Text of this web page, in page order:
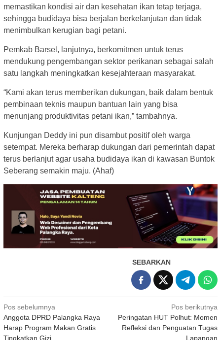
memastikan kondisi air dan kesehatan ikan tetap terjaga,
sehingga budidaya bisa berjalan berkelanjutan dan tidak
menimbulkan kerugian bagi petani.
Pemkab Barsel, lanjutnya, berkomitmen untuk terus
mendukung pengembangan sektor perikanan sebagai salah
satu langkah meningkatkan kesejahteraan masyarakat.
“Kami akan terus memberikan dukungan, baik dalam bentuk
pembinaan teknis maupun bantuan lain yang bisa
menunjang produktivitas petani ikan,” tambahnya.
Kunjungan Deddy ini pun disambut positif oleh warga
setempat. Mereka berharap dukungan dari pemerintah dapat
terus berlanjut agar usaha budidaya ikan di kawasan Buntok
Seberang semakin maju. (Ahaf)
SEBARKAN
Navigasi
pos
Pos sebelumnya
Anggota DPRD Palangka Raya
Harap Program Makan Gratis
Tingkatkan Gizi
Pos berikutnya
Peringatan HUT Polhut: Momen
Refleksi dan Penguatan Tugas
Lapangan